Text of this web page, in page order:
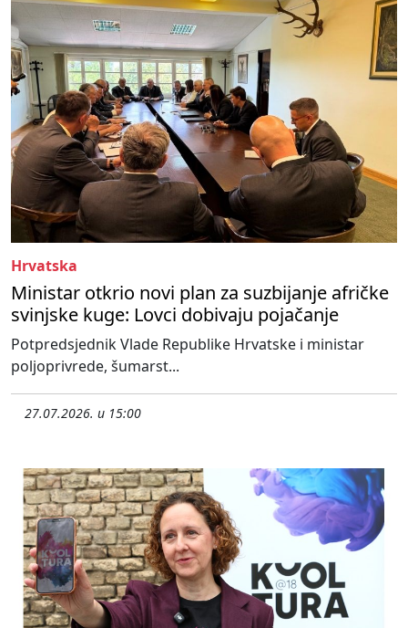
Hrvatska
Ministar otkrio novi plan za suzbijanje afričke
svinjske kuge: Lovci dobivaju pojačanje
Potpredsjednik Vlade Republike Hrvatske i ministar
poljoprivrede, šumarst...
27.07.2026. u 15:00